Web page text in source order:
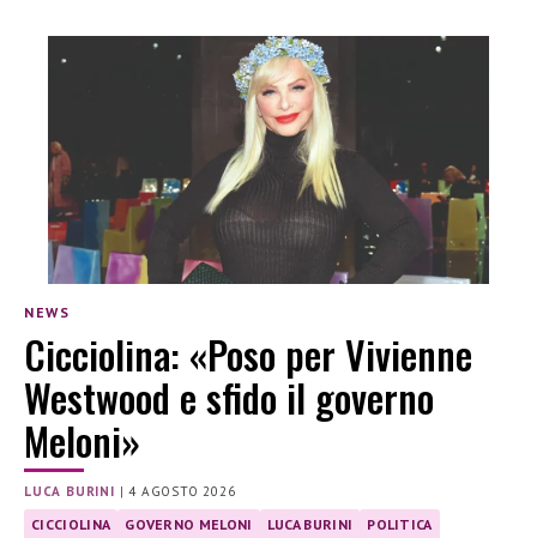
NEWS
Cicciolina: «Poso per Vivienne
Westwood e sfido il governo
Meloni»
LUCA BURINI |4 AGOSTO 2026
CICCIOLINA GOVERNO MELONI LUCA BURINI POLITICA